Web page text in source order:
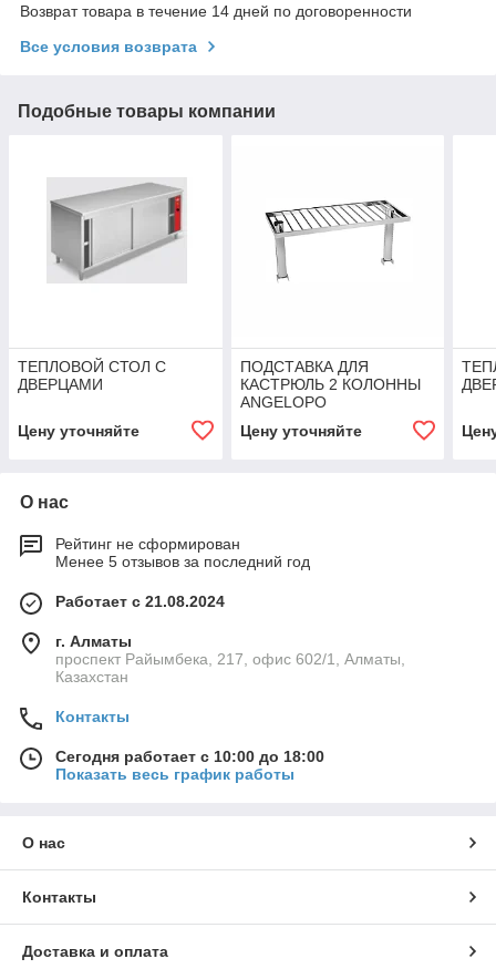
Возврат товара в течение 14 дней по договоренности
Все условия возврата
Подобные товары компании
ТЕПЛОВОЙ СТОЛ С
ДВЕРЦАМИ
Цену уточняйте
ПОДСТАВКА ДЛЯ
КАСТРЮЛЬ 2 КОЛОННЫ
ANGELOPO
Цену уточняйте
О нас
Рейтинг не сформирован
Менее 5 отзывов за последний год
Работает с 21.08.2024
г. Алматы
проспект Райымбека, 217, офис 602/1, Алматы,
Казахстан
Контакты
Сегодня работает с 10:00 до 18:00
Показать весь график работы
О нас
Контакты
Доставка и оплата